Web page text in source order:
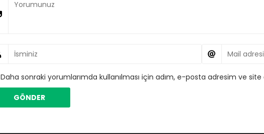
Daha sonraki yorumlarımda kullanılması için adım, e-posta adresim ve